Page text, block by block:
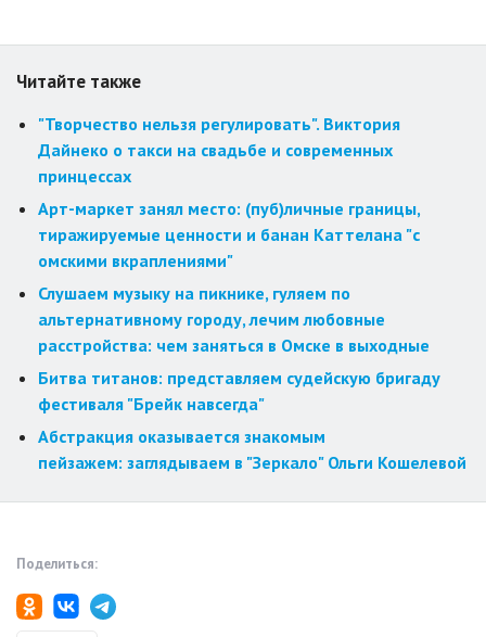
Читайте также
"Творчество нельзя регулировать". Виктория
Дайнеко о такси на свадьбе и современных
принцессах
Арт-маркет занял место: (пуб)личные границы,
тиражируемые ценности и банан Каттелана "с
омскими вкраплениями"
Слушаем музыку на пикнике, гуляем по
альтернативному городу, лечим любовные
расстройства: чем заняться в Омске в выходные
Битва титанов: представляем судейскую бригаду
фестиваля "Брейк навсегда"
Абстракция оказывается знакомым
пейзажем: заглядываем в "Зеркало" Ольги Кошелевой
Поделиться: